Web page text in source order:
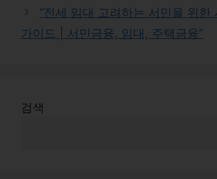
“전세 임대 고려하는 서민을 위한
가이드 | 서민금융, 임대, 주택금융”
검색